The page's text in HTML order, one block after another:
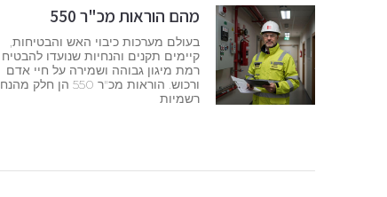
מהם הוראות מכ"ר 550
בעולם מערכות כיבוי האש והבטיחות,
קיימים תקנים והנחיות שנועדו להבטיח
רמת מיגון גבוהה ושמירה על חיי אדם
ורכוש. הוראות מכ"ר 550 הן חלק
רשמיות